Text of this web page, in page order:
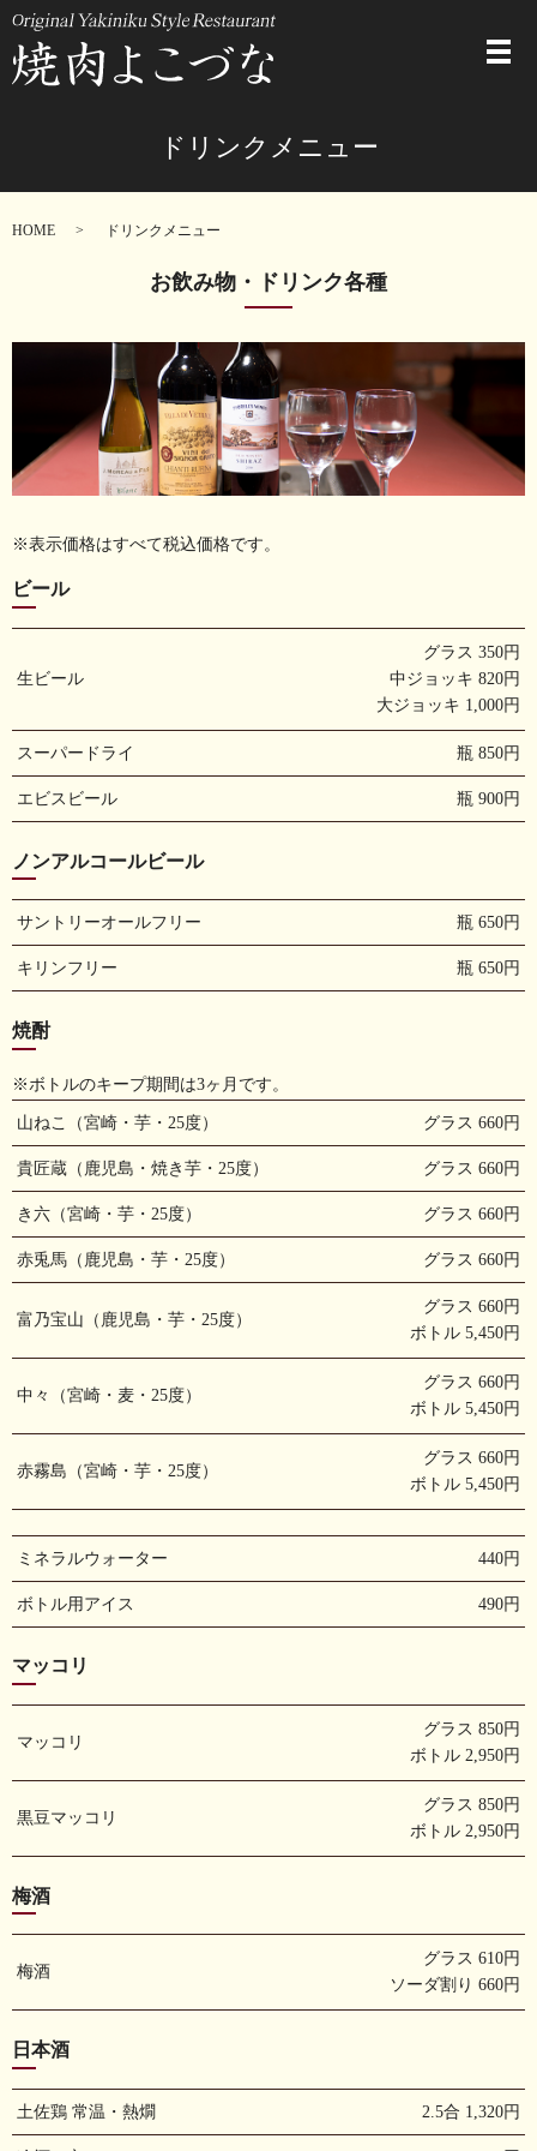
メ
ドリンクメニュー
HOME ドリンクメニュー
お飲み物・ドリンク各種
※表示価格はすべて税込価格です。
ビール
生ビール
グラス 350円
中ジョッキ 820円
大ジョッキ 1,000円
スーパードライ 瓶 850円
エビスビール 瓶 900円
ノンアルコールビール
サントリーオールフリー 瓶 650円
キリンフリー 瓶 650円
焼酎
※ボトルのキープ期間は3ヶ月です。
山ねこ（宮崎・芋・25度） グラス 660円
貴匠蔵（鹿児島・焼き芋・25度） グラス 660円
き六（宮崎・芋・25度） グラス 660円
赤兎馬（鹿児島・芋・25度） グラス 660円
富乃宝山（鹿児島・芋・25度）
グラス 660円
ボトル 5,450円
中々（宮崎・麦・25度）
グラス 660円
ボトル 5,450円
赤霧島（宮崎・芋・25度）
グラス 660円
ボトル 5,450円
ミネラルウォーター 440円
ボトル用アイス 490円
マッコリ
マッコリ
グラス 850円
ボトル 2,950円
黒豆マッコリ
グラス 850円
ボトル 2,950円
梅酒
梅酒
グラス 610円
ソーダ割り 660円
日本酒
土佐鶏 常温・熱燗 2.5合 1,320円